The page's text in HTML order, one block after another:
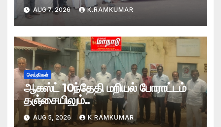
AUG 7, 2026 K.RAMKUMAR
செய்திகள்
ஆகஸ்ட் 10ந்தேதி மறியல் போராட்டம்
தஞ்சையிலும்..
AUG 5, 2026 K.RAMKUMAR